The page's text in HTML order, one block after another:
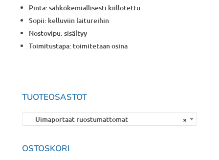
Pinta: sähkökemiallisesti kiillotettu
Sopii: kelluviin laitureihin
Nostovipu: sisältyy
Toimitustapa: toimitetaan osina
TUOTEOSASTOT
×
Uimaportaat ruostumattomat
OSTOSKORI